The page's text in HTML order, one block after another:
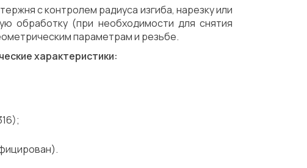
с контролем радиуса изгиба, нарезку или
обработку (при необходимости для снятия
параметрам и резьбе.
характеристики: